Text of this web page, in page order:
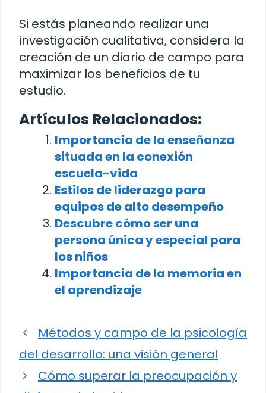
Si estás planeando realizar una
investigación cualitativa, considera la
creación de un diario de campo para
maximizar los beneficios de tu
estudio.
Artículos Relacionados:
Importancia de la enseñanza
situada en la conexión
escuela-vida
Estilos de liderazgo para
equipos de alto desempeño
Descubre cómo ser una
persona única y especial para
los niños
Importancia de la memoria en
el aprendizaje
Métodos y campo de la psicología
del desarrollo: una visión general
Cómo superar la preocupación y